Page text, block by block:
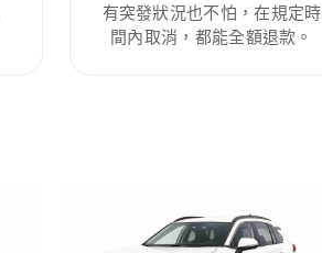
有突發狀況也不怕，在規定時
間內取消，都能全額退款。